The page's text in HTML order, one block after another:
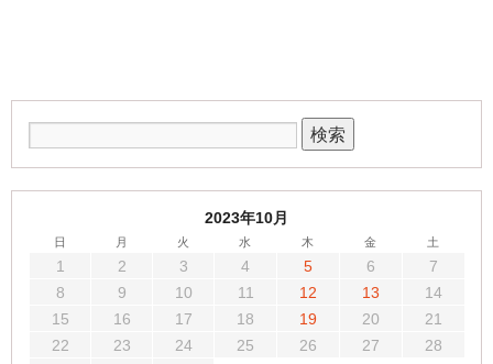
2023年10月
日 月 火 水 木 金 土
1 2 3 4 5 6
7
8
9 10 11 12 13
14
15
16 17 18 19 20
21
22
23 24 25 26 27
28